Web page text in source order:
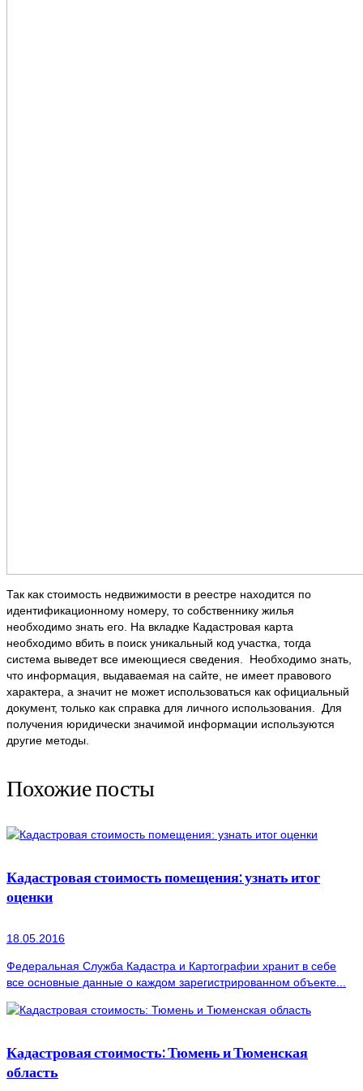
Так как стоимость недвижимости в реестре находится по
идентификационному номеру, то собственнику жилья
необходимо знать его. На вкладке Кадастровая карта
необходимо вбить в поиск уникальный код участка, тогда
система выведет все имеющиеся сведения. Необходимо знать,
что информация, выдаваемая на сайте, не имеет правового
характера, а значит не может использоваться как официальный
документ, только как справка для личного использования. Для
получения юридически значимой информации используются
другие методы.
Похожие посты
Кадастровая стоимость помещения: узнать итог
оценки
18.05.2016
Федеральная Служба Кадастра и Картографии хранит в себе
все основные данные о каждом зарегистрированном объекте...
Кадастровая стоимость: Тюмень и Тюменская
область